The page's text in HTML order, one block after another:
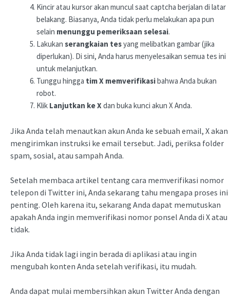
Kincir atau kursor akan muncul saat captcha berjalan di latar
belakang. Biasanya, Anda tidak perlu melakukan apa pun
selain menunggu pemeriksaan selesai.
Lakukan serangkaian tesyang melibatkan gambar (jika
diperlukan). Di sini, Anda harus menyelesaikan semua tes ini
untuk melanjutkan.
Tunggu hingga tim X memverifikasibahwa Anda bukan
robot.
Klik Lanjutkan ke X dan buka kunci akun X Anda.
Jika Anda telah menautkan akun Anda ke sebuah email, X akan
mengirimkan instruksi ke email tersebut. Jadi, periksa folder
spam, sosial, atau sampah Anda.
Setelah membaca artikel tentang cara memverifikasi nomor
telepon di Twitter ini, Anda sekarang tahu mengapa proses ini
penting. Oleh karena itu, sekarang Anda dapat memutuskan
apakah Anda ingin memverifikasi nomor ponsel Anda di X atau
tidak.
Jika Anda tidak lagi ingin berada di aplikasi atau ingin
mengubah konten Anda setelah verifikasi, itu mudah.
Anda dapat mulai membersihkan akun Twitter Anda dengan